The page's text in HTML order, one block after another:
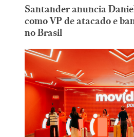
Santander anuncia
como VP de atacado e
no Brasil